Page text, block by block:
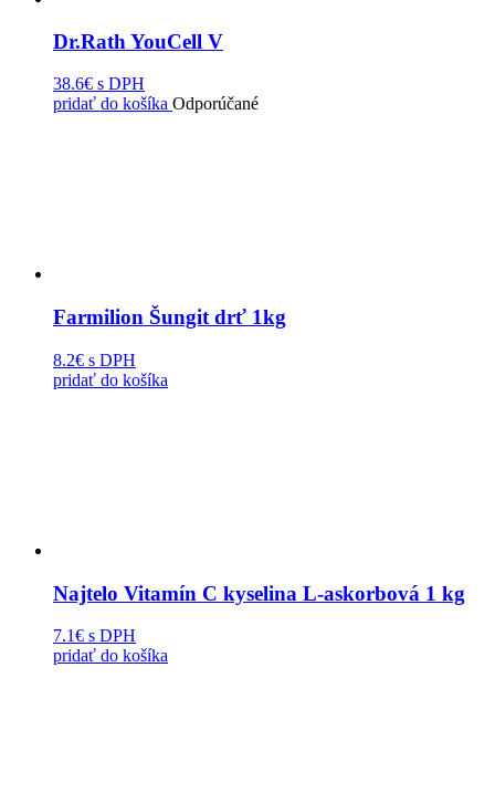
Dr.Rath YouCell V
38.6€ s DPH
pridať do košíka Odporúčané
Farmilion Šungit drť 1kg
8.2€ s DPH
pridať do košíka
Najtelo Vitamín C kyselina L-askorbová 1 kg
7.1€ s DPH
pridať do košíka